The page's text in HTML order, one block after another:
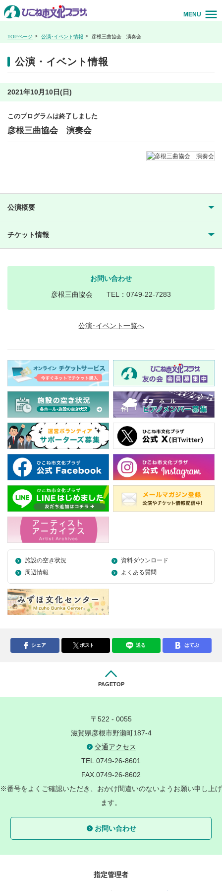
MENU
TOPページ 公演･イベント情報 彦根三曲協会 演奏会
公演・イベント情報
2021年10月10日(日)
このプログラムは終了しました
彦根三曲協会 演奏会
公演概要
チケット情報
お問い合わせ
彦根三曲協会 TEL：0749-22-7283
公演･イベント一覧へ
施設の空き状況
資料ダウンロード
周辺情報
よくある質問
シェア ポスト 送る はてぶ
PAGETOP
〒522 - 0055
滋賀県彦根市野瀬町187-4
交通アクセス
TEL.0749-26-8601
FAX.0749-26-8602
※番号をよくご確認いただき、おかけ間違いのないようお願い申し上げ
ます。
お問い合わせ
指定管理者